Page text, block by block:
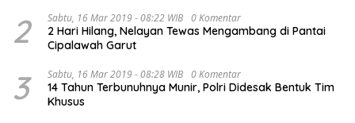
2 Sabtu, 16 Mar 2019 - 08:22 WIB 0 Komentar
2 Hari Hilang, Nelayan Tewas Mengambang di Pantai
Cipalawah Garut
3 Sabtu, 16 Mar 2019 - 08:28 WIB 0 Komentar
14 Tahun Terbunuhnya Munir, Polri Didesak Bentuk Tim
Khusus